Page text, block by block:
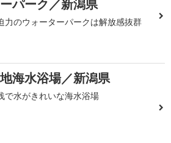
パーク／新潟県
力のウォーターパークは解放感抜群
海水浴場／新潟県
で水がきれいな海水浴場